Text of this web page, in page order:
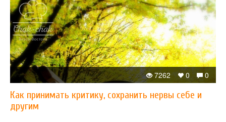
0
0
7262
Как принимать критику, сохранить нервы себе и
другим